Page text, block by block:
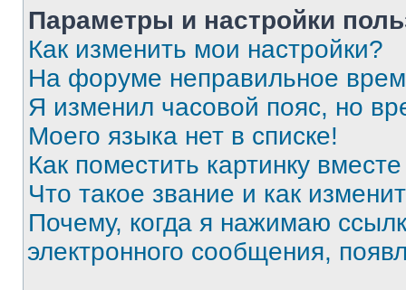
Параметры и настройки
Как изменить мои настройки?
На форуме неправильное
Я изменил часовой пояс, но
Моего языка нет в списке!
Как поместить картинку
Что такое звание и как
Почему, когда я нажимаю
электронного сообщения,